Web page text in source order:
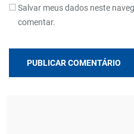
Salvar meus dados neste
comentar.